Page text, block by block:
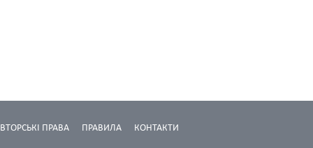
КОНТАКТИ
ПРАВИЛА
ПРАВА